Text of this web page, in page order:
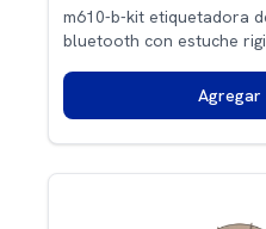
m610-b-kit etiquetadora
bluetooth con estuche